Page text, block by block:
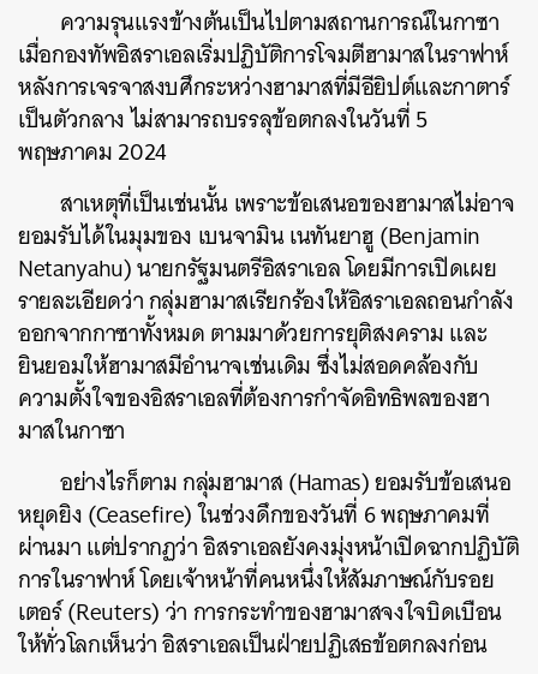
ความรุนแรงข้างต้นเป็นไปตามสถานการณ์ในกาซา
เมื่อกองทัพอิสราเอลเริ่มปฏิบัติการโจมตีฮามาสในราฟาห์
หลังการเจรจาสงบศึกระหว่างฮามาสที่มีอียิปต์และกาตาร์
เป็นตัวกลาง ไม่สามารถบรรลุข้อตกลงในวันที่ 5
พฤษภาคม 2024
สาเหตุที่เป็นเช่นนั้น เพราะข้อเสนอของฮามาสไม่อาจ
ยอมรับได้ในมุมของ เบนจามิน เนทันยาฮู (Benjamin
Netanyahu) นายกรัฐมนตรีอิสราเอล โดยมีการเปิดเผย
รายละเอียดว่า กลุ่มฮามาสเรียกร้องให้อิสราเอลถอนกำลัง
ออกจากกาซาทั้งหมด ตามมาด้วยการยุติสงคราม และ
ยินยอมให้ฮามาสมีอำนาจเช่นเดิม ซึ่งไม่สอดคล้องกับ
ความตั้งใจของอิสราเอลที่ต้องการกำจัดอิทธิพลของฮา
มาสในกาซา
อย่างไรก็ตาม กลุ่มฮามาส (Hamas) ยอมรับข้อเสนอ
หยุดยิง (Ceasefire) ในช่วงดึกของวันที่ 6 พฤษภาคมที่
ผ่านมา แต่ปรากฏว่า อิสราเอลยังคงมุ่งหน้าเปิดฉากปฏิบัติ
การในราฟาห์ โดยเจ้าหน้าที่คนหนึ่งให้สัมภาษณ์กับรอย
เตอร์ (Reuters) ว่า การกระทำของฮามาสจงใจบิดเบือน
ให้ทั่วโลกเห็นว่า อิสราเอลเป็นฝ่ายปฏิเสธข้อตกลงก่อน